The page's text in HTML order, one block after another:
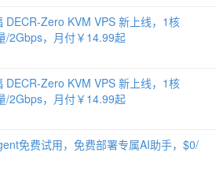
DECR-Zero KVM VPS 新上线，1核
/2Gbps，月付￥14.99起
DECR-Zero KVM VPS 新上线，1核
/2Gbps，月付￥14.99起
免费试用，免费部署专属AI助手，$0/